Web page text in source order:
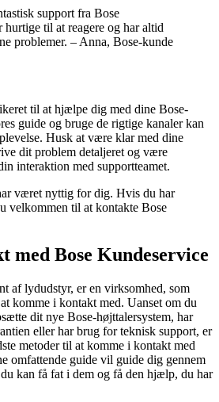
support fra Bose
hurtige til at reagere og har altid
problemer. – Anna, Bose-kunde
til at hjælpe dig med dine Bose-
guide og bruge de rigtige kanaler kan
Husk at være klar med dine
dit problem detaljeret og være
interaktion med supportteamet.
været nyttig for dig. Hvis du har
velkommen til at kontakte Bose
med Bose Kundeservice
af lydudstyr, er en virksomhed, som
komme i kontakt med. Uanset om du
dit nye Bose-højttalersystem, har
eller har brug for teknisk support, er
metoder til at komme i kontakt med
omfattende guide vil guide dig gennem
kan få fat i dem og få den hjælp, du har